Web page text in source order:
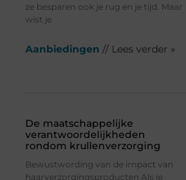
ze besparen ook je rug en je tijd. Maar
wist je
Aanbiedingen // Lees verder »
De maatschappelijke
verantwoordelijkheden
rondom krullenverzorging
Bewustwording van de impact van
haarverzorgingsproducten Als je